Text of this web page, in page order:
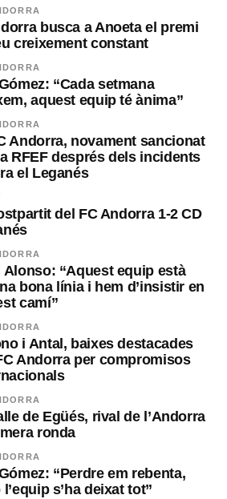
busca a Anoeta el premi
creixement constant
“Cada setmana
aquest equip té ànima”
Andorra, novament sancionat
RFEF després dels incidents
el Leganés
del FC Andorra 1-2 CD
Alonso: “Aquest equip està
bona línia i hem d’insistir en
camí”
i Antal, baixes destacades
Andorra per compromisos
de Egüés, rival de l’Andorra
ronda
“Perdre em rebenta,
l’equip s’ha deixat tot”